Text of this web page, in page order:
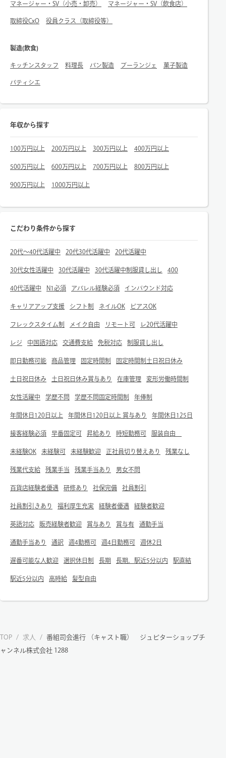
マネージャー・SV（小売・卸売） マネージャー・SV（飲食店）
取締役CxO 役員クラス（取締役等）
製造(飲食)
キッチンスタッフ 料理長 パン製造 ブーランジェ 菓子製造
パティシエ
年収から探す
100万円以上 200万円以上 300万円以上 400万円以上
500万円以上 600万円以上 700万円以上 800万円以上
900万円以上 1000万円以上
こだわり条件から探す
20代～40代活躍中 20代30代活躍中 20代活躍中
30代女性活躍中 30代活躍中 30代活躍中制服貸し出し 400
40代活躍中 N1必須 アパレル経験必須 インバウンド対応
キャリアアップ支援 シフト制 ネイルOK ピアスOK
フレックスタイム制 メイク自由 リモート可 レ20代活躍中
レジ 中国語対応 交通費支給 免税対応 制服貸し出し
即日勤務可能 商品管理 固定時間制 固定時間制土日祝日休み
土日祝日休み 土日祝日休み賞与あり 在庫管理 変形労働時間制
女性活躍中 学歴不問 学歴不問固定時間制 年俸制
年間休日120日以上 年間休日120日以上 賞与あり 年間休日125日
接客経験必須 早番固定可 昇給あり 時短勤務可 服装自由
未経験OK 未経験可 未経験歓迎 正社員切り替えあり 残業なし
残業代支給 残業手当 残業手当あり 男女不問
百貨店経験者優遇 研修あり 社保完備 社員割引
社員割引きあり 福利厚生充実 経験者優遇 経験者歓迎
英語対応 販売経験者歓迎 賞与あり 賞与有 通勤手当
通勤手当あり 通訳 週4勤務可 週4日勤務可 週休2日
遅番可能な人歓迎 選択休日制 長期 長期，駅近5分以内 駅直結
駅近5分以内 高時給 髪型自由
TOP / 求人 /
番組司会進行 （キャスト職） ジュピターショップチ
ャンネル株式会社 1288